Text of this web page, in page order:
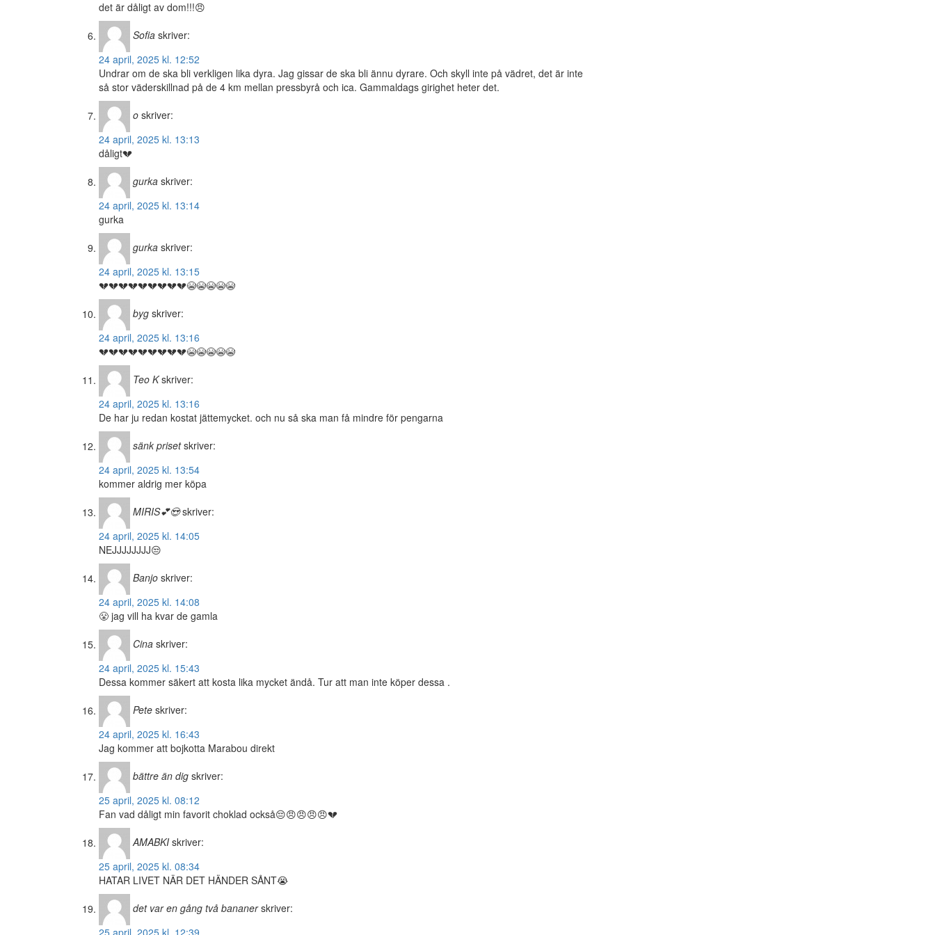
det är dåligt av dom!!!😠
Sofia skriver:
24 april, 2025 kl. 12:52
Undrar om de ska bli verkligen lika dyra. Jag gissar de ska bli ännu dyrare. Och skyll inte på vädret, det är inte
så stor väderskillnad på de 4 km mellan pressbyrå och ica. Gammaldags girighet heter det.
o skriver:
24 april, 2025 kl. 13:13
dåligt💔
gurka skriver:
24 april, 2025 kl. 13:14
gurka
gurka skriver:
24 april, 2025 kl. 13:15
💔💔💔💔💔💔💔💔💔😭😭😭😭😭
byg skriver:
24 april, 2025 kl. 13:16
💔💔💔💔💔💔💔💔💔😭😭😭😭😭
Teo K skriver:
24 april, 2025 kl. 13:16
De har ju redan kostat jättemycket. och nu så ska man få mindre för pengarna
sänk priset skriver:
24 april, 2025 kl. 13:54
kommer aldrig mer köpa
MIRIS💕😍 skriver:
24 april, 2025 kl. 14:05
NEJJJJJJJJ😒
Banjo skriver:
24 april, 2025 kl. 14:08
😤 jag vill ha kvar de gamla
Cina skriver:
24 april, 2025 kl. 15:43
Dessa kommer säkert att kosta lika mycket ändå. Tur att man inte köper dessa .
Pete skriver:
24 april, 2025 kl. 16:43
Jag kommer att bojkotta Marabou direkt
bättre än dig skriver:
25 april, 2025 kl. 08:12
Fan vad dåligt min favorit choklad också😔😠😠😠😠💔
AMABKI skriver:
25 april, 2025 kl. 08:34
HATAR LIVET NÄR DET HÄNDER SÅNT😭
det var en gång två bananer skriver: